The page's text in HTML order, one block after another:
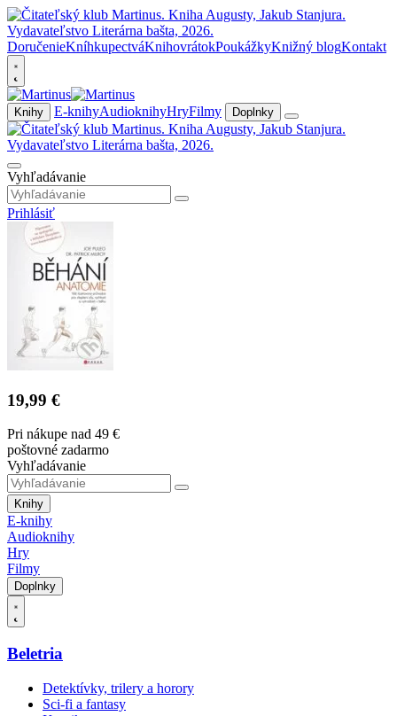
DoručenieKníhkupectváKnihovrátokPoukážkyKnižný blogKontakt
Knihy E-knihyAudioknihyHryFilmy Doplnky
Vyhľadávanie
Prihlásiť
19,99 €
Pri nákupe nad 49 €
poštovné zadarmo
Vyhľadávanie
Knihy
E-knihy
Audioknihy
Hry
Filmy
Doplnky
Beletria
Detektívky, trilery a horory
Sci-fi a fantasy